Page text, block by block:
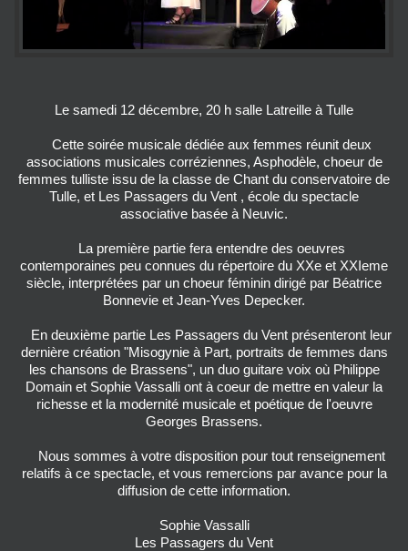
Le samedi 12 décembre, 20 h salle Latreille à Tulle
Cette soirée musicale dédiée aux femmes réunit deux
associations musicales corréziennes, Asphodèle, choeur de
femmes tulliste issu de la classe de Chant du conservatoire de
Tulle, et Les Passagers du Vent , école du spectacle
associative basée à Neuvic.
La première partie fera entendre des oeuvres
contemporaines peu connues du répertoire du XXe et XXIeme
siècle, interprétées par un choeur féminin dirigé par Béatrice
Bonnevie et Jean-Yves Depecker.
En deuxième partie Les Passagers du Vent présenteront leur
dernière création "Misogynie à Part, portraits de femmes dans
les chansons de Brassens", un duo guitare voix où Philippe
Domain et Sophie Vassalli ont à coeur de mettre en valeur la
richesse et la modernité musicale et poétique de l'oeuvre
Georges Brassens.
Nous sommes à votre disposition pour tout renseignement
relatifs à ce spectacle, et vous remercions par avance pour la
diffusion de cette information.
Sophie Vassalli
Les Passagers du Vent